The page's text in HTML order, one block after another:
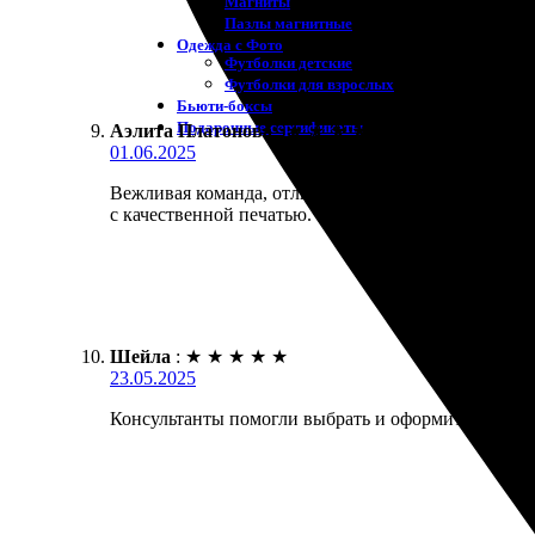
Пазлы магнитные
Одежда с Фото
Футболки детские
Футболки для взрослых
Бьюти-боксы
Подарочные сертификаты
Аэлита Платонова : ★ ★ ★ ★
01.06.2025
Вежливая команда, отличный сервис. Заказала
с качественной печатью.
Шейла : ★ ★ ★ ★ ★
23.05.2025
Консультанты помогли выбрать и оформить фото.